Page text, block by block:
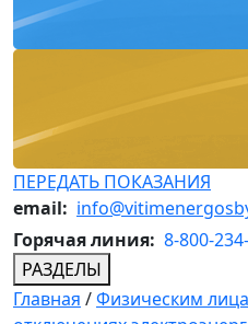
ПЕРЕДАТЬ ПОКАЗАНИЯ
email:
Горячая линия: 8-800-
РАЗДЕЛЫ
Главная /Физическим